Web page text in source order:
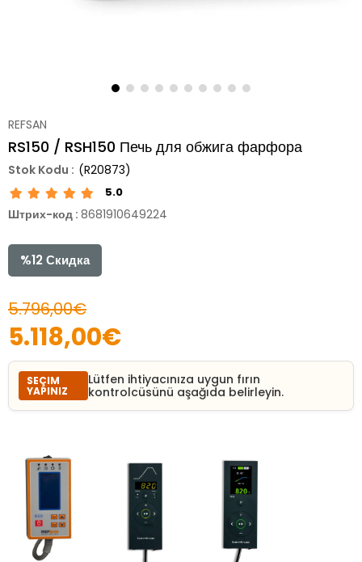
REFSAN
RS150 / RSH150 Печь для обжига фарфора
(R20873)
5.0
Штрих-код : 8681910649224
%12 Скидка
5.796,00€
5.118,00€
SEÇIM
YAPINIZ
Lütfen ihtiyacınıza uygun fırın
kontrolcüsünü aşağıda belirleyin.